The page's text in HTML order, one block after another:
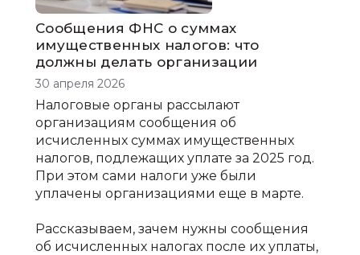
Сообщения ФНС о суммах
имущественных налогов: что
должны делать организации
30 апреля 2026
Налоговые органы рассылают
организациям сообщения об
исчисленных суммах имущественных
налогов, подлежащих уплате за 2025 год.
При этом сами налоги уже были
уплачены организациями еще в марте.
Рассказываем, зачем нужны сообщения
об исчисленных налогах после их уплаты,